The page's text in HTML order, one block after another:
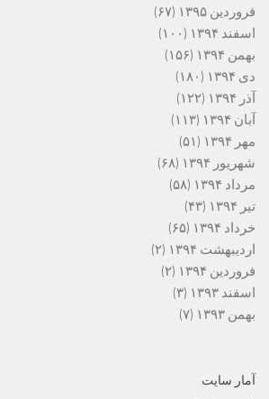
فروردین ۱۳۹۵
(۶۷)
اسفند ۱۳۹۴
(۱۰۰)
بهمن ۱۳۹۴
(۱۵۶)
دی ۱۳۹۴
(۱۸۰)
آذر ۱۳۹۴
(۱۲۲)
آبان ۱۳۹۴
(۱۱۳)
مهر ۱۳۹۴
(۵۱)
شهریور ۱۳۹۴
(۶۸)
مرداد ۱۳۹۴
(۵۸)
تیر ۱۳۹۴
(۴۳)
خرداد ۱۳۹۴
(۶۵)
اردیبهشت ۱۳۹۴
(۲)
فروردین ۱۳۹۴
(۲)
اسفند ۱۳۹۳
(۳)
بهمن ۱۳۹۳
(۷)
آمار سایت